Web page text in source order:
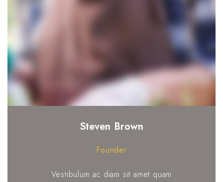
Steven Brown
Founder
Vestibulum ac diam sit amet quam